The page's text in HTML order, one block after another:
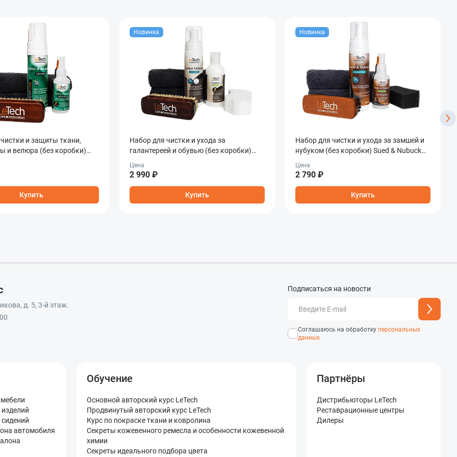
и защиты ткани,
и велюра (без коробки)
Купить
Новинка
Набор для чистки и ухода за
галантереей и обувью (без коробки)
Цена
2 990 ₽
Купить
Новинка
Набор для чистки и ухода за замшей и
нубуком (без коробки) Sued & Nubuck
Цена
2 790 ₽
Купить
д. 5, 3-й этаж.
Подписаться на новости
Адрес подписки успешно
Соглашаюсь на обработку персональных
данных
автомобиля
Обучение
Основной авторский курс LeTech
Продвинутый авторский курс LeTech
Курс по покраске ткани и ковролина
Секреты кожевенного ремесла и особенности кожевенной
химии
Секреты идеального подбора цвета
Партнёры
Дистрибьюторы LeTech
Реставрационные центры
Дилеры